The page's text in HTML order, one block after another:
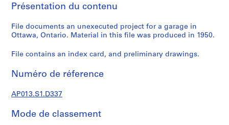
P
o
j
c
s
,
1
9
Présentation du contenu
File documents an unexecuted project for a garage in
Ottawa, Ontario. Material in this file was produced in 1950.
File contains an index card, and preliminary drawings.
Numéro de réference
AP013.S1.D337
Mode de classement